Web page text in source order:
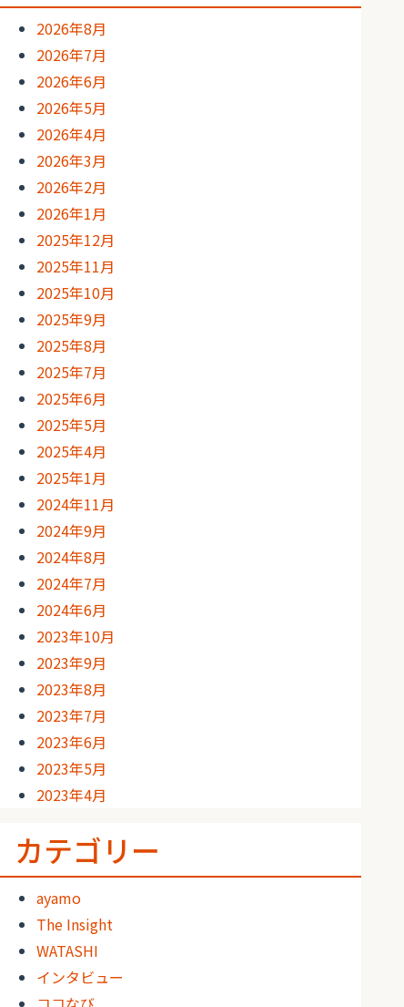
2026年8月
2026年7月
2026年6月
2026年5月
2026年4月
2026年3月
2026年2月
2026年1月
2025年12月
2025年11月
2025年10月
2025年9月
2025年8月
2025年7月
2025年6月
2025年5月
2025年4月
2025年1月
2024年11月
2024年9月
2024年8月
2024年7月
2024年6月
2023年10月
2023年9月
2023年8月
2023年7月
2023年6月
2023年5月
2023年4月
カテゴリー
ayamo
The Insight
WATASHI
インタビュー